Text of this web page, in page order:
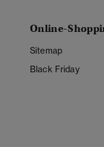
Online-
Sitemap
Black Friday